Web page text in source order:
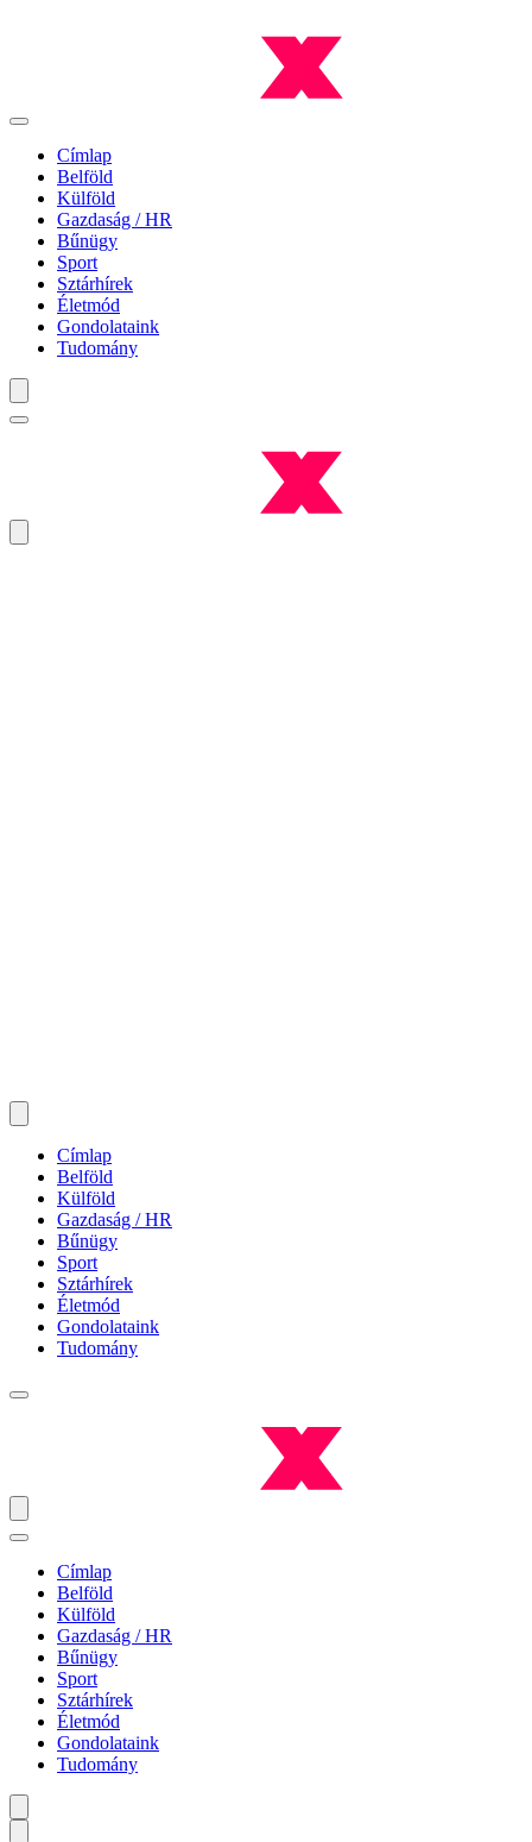
Címlap
Belföld
Külföld
Gazdaság / HR
Bűnügy
Sport
Sztárhírek
Életmód
Gondolataink
Tudomány
Címlap
Belföld
Külföld
Gazdaság / HR
Bűnügy
Sport
Sztárhírek
Életmód
Gondolataink
Tudomány
Címlap
Belföld
Külföld
Gazdaság / HR
Bűnügy
Sport
Sztárhírek
Életmód
Gondolataink
Tudomány